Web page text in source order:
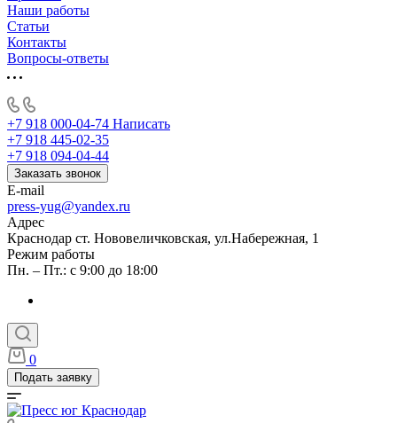
Наши работы
Статьи
Контакты
Вопросы-ответы
+7 918 000-04-74 Написать
+7 918 445-02-35
+7 918 094-04-44
Заказать звонок
E-mail
press-yug@yandex.ru
Адрес
Краснодар ст. Нововеличковская, ул.Набережная, 1
Режим работы
Пн. – Пт.: с 9:00 до 18:00
0
Подать заявку